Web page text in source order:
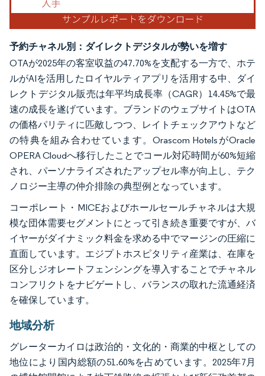
予約チャネル別：ダイレクトデジタルが勢いを増す
OTAが2025年の客室収益の47.70%を支配する一方で、ホテ
ルがAIを活用したロイヤルティアプリを活用する中、ダイ
レクトデジタル販売は年平均成長率（CAGR）14.45%で最
速の成長を遂げています。ブランドのウェブサイトはOTA
の価格パリティに匹敵しつつ、レイトチェックアウトなど
の特典を組み合わせています。Orascom HotelsがOracle
OPERA Cloudへ移行したことでコール対応時間が60%短縮
され、パーソナライズされたアップセル率が向上し、テク
ノロジー主導の仲介排除の典型例となっています。
コーポレート・MICEおよびホールセールチャネルは大規
模な団体需要セグメントにとって引き続き重要ですが、バ
イヤーがダイナミック料金を求める中でマージンの圧縮に
直面しています。エジプトホスピタリティ産業は、在庫を
区分しジオレートフェンシングを導入することでチャネル
コンフリクトをナビゲートし、バランスの取れた流通経済
を確保しています。
地域分析
グレーターカイロは政治的・文化的・商業的中枢としての
地位により国内総額の51.60%を占めています。2025年7月